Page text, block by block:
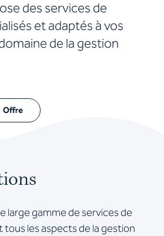
des services de
et adaptés à vos
de la gestion
Offre
large gamme de services de
les aspects de la gestion